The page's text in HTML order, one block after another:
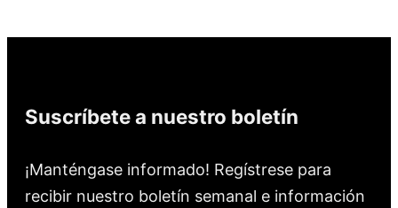
Suscríbete a nuestro boletín
¡Manténgase informado! Regístrese para
recibir nuestro boletín semanal e información